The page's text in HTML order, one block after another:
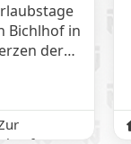
Bichlhof in
der
das